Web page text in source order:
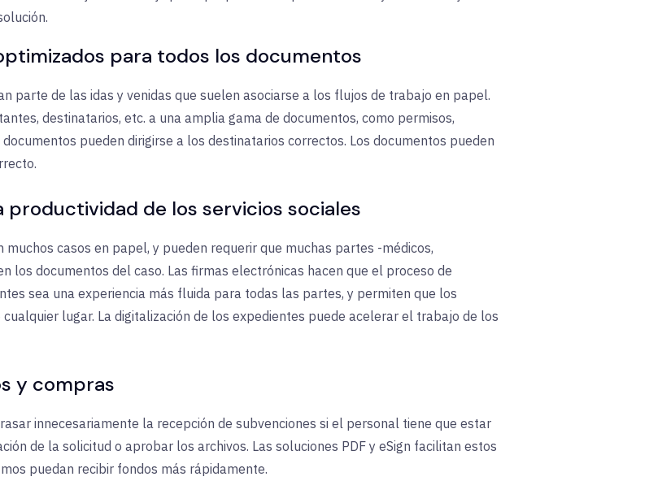
para todos los documentos
parte de las idas y venidas que suelen asociarse a los flujos de trabajo en papel.
destinatarios, etc. a una amplia gama de documentos, como permisos,
pueden dirigirse a los destinatarios correctos. Los documentos pueden
de los servicios sociales
muchos casos en papel, y pueden requerir que muchas partes -médicos,
los documentos del caso. Las firmas electrónicas hacen que el proceso de
sea una experiencia más fluida para todas las partes, y permiten que los
lugar. La digitalización de los expedientes puede acelerar el trabajo de los
y compras
innecesariamente la recepción de subvenciones si el personal tiene que estar
de la solicitud o aprobar los archivos. Las soluciones PDF y eSign facilitan estos
puedan recibir fondos más rápidamente.